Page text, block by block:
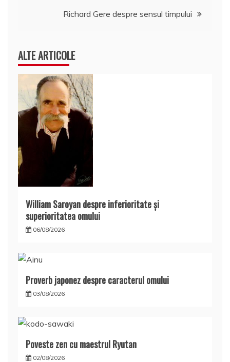
Richard Gere despre sensul timpului
ALTE ARTICOLE
William Saroyan despre inferioritate şi
superioritatea omului
06/08/2026
Proverb japonez despre caracterul omului
03/08/2026
Poveste zen cu maestrul Ryutan
02/08/2026